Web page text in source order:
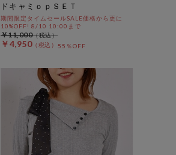
ドキャミｏｐＳＥＴ
期間限定タイムセールSALE価格から更に
10%OFF! 8/10 10:00まで
￥4,950 55％OFF
￥11,000